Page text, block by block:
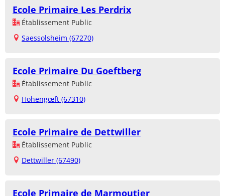
Ecole Primaire Les Perdrix
Établissement Public
Saessolsheim (67270)
Ecole Primaire Du Goeftberg
Établissement Public
Hohengœft (67310)
Ecole Primaire de Dettwiller
Établissement Public
Dettwiller (67490)
Ecole Primaire de Marmoutier